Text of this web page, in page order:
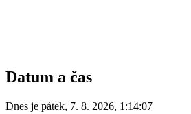
Datum a čas
Dnes je pátek, 7. 8. 2026, 1:14:07